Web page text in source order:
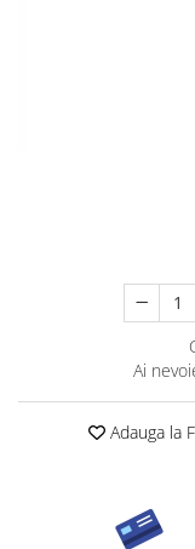
Solutie de
Combaterea
Diverse produse de
Servetele Umede
Ai
Adauga la